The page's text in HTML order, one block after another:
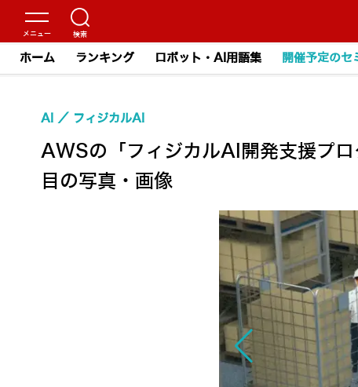
ホーム ランキング ロボット・AI用語集 開催予定のセ
AWSの「フィジカルAI開発支援プ
目の写真・画像
AI フィジカルAI